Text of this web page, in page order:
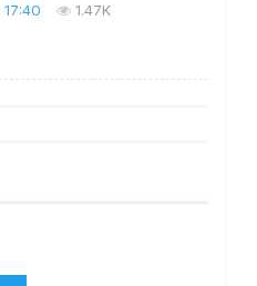
17:40 1.47K